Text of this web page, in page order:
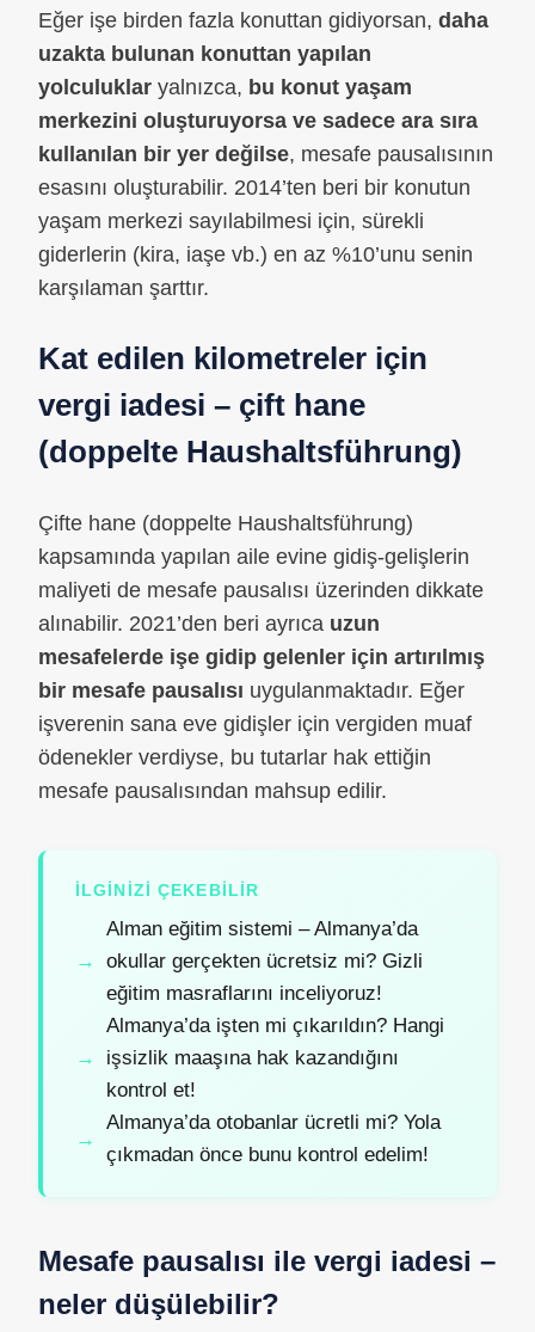
Eğer işe birden fazla konuttan gidiyorsan, daha
uzakta bulunan konuttan yapılan
yolculuklar yalnızca, bu konut yaşam
merkezini oluşturuyorsa ve sadece ara sıra
kullanılan bir yer değilse, mesafe pausalısının
esasını oluşturabilir. 2014’ten beri bir konutun
yaşam merkezi sayılabilmesi için, sürekli
giderlerin (kira, iaşe vb.) en az %10’unu senin
karşılaman şarttır.
Kat edilen kilometreler için
vergi iadesi – çift hane
(doppelte Haushaltsführung)
Çifte hane (doppelte Haushaltsführung)
kapsamında yapılan aile evine gidiş-gelişlerin
maliyeti de mesafe pausalısı üzerinden dikkate
alınabilir. 2021’den beri ayrıca uzun
mesafelerde işe gidip gelenler için artırılmış
bir mesafe pausalısı uygulanmaktadır. Eğer
işverenin sana eve gidişler için vergiden muaf
ödenekler verdiyse, bu tutarlar hak ettiğin
mesafe pausalısından mahsup edilir.
İLGINIZI ÇEKEBILIR
Alman eğitim sistemi – Almanya’da
okullar gerçekten ücretsiz mi? Gizli
eğitim masraflarını inceliyoruz!
Almanya’da işten mi çıkarıldın? Hangi
işsizlik maaşına hak kazandığını
kontrol et!
Almanya’da otobanlar ücretli mi? Yola
çıkmadan önce bunu kontrol edelim!
Mesafe pausalısı ile vergi iadesi –
neler düşülebilir?